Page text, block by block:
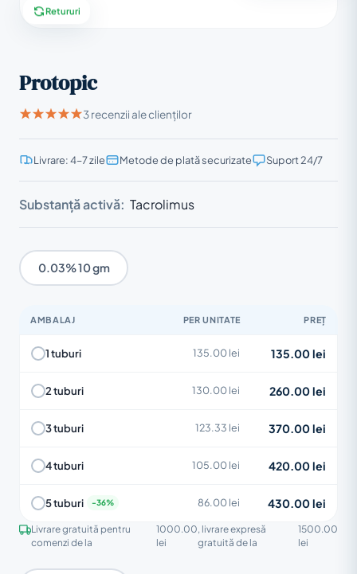
Retururi
Protopic
3 recenzii ale clienților
Livrare: 4–7 zile Metode de plată securizate Suport 24/7
Substanță activă: Tacrolimus
0.03% 10 gm
AMBALAJ PER UNITATE PREȚ
1 tuburi 135.00 lei 135.00 lei
2 tuburi 130.00 lei 260.00 lei
3 tuburi 123.33 lei 370.00 lei
4 tuburi 105.00 lei 420.00 lei
5 tuburi 86.00 lei 430.00 lei
Livrare gratuită pentru
comenzi de la
1000.00
lei
, livrare expresă
gratuită de la
1500.00
lei